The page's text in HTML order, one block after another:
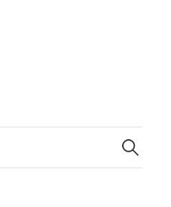
Suchen
nach: